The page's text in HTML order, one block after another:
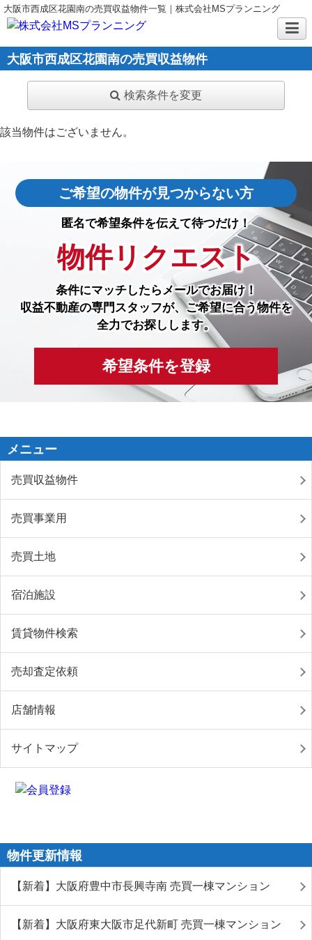
大阪市西成区花園南の売買収益物件一覧｜株式会社MSプランニング
大阪市西成区花園南の売買収益物件
検索条件を変更
該当物件はございません。
ご希望の物件が見つからない方
匿名で希望条件を伝えて待つだけ！
物件リクエスト
条件にマッチしたらメールでお届け！
収益不動産の専門スタッフが、ご希望に合う物件を
全力でお探しします。
希望条件を登録
メニュー
売買収益物件
売買事業用
売買土地
宿泊施設
賃貸物件検索
売却査定依頼
店舗情報
サイトマップ
物件更新情報
【新着】大阪府豊中市長興寺南 売買一棟マンション
【新着】大阪府東大阪市足代新町 売買一棟マンション